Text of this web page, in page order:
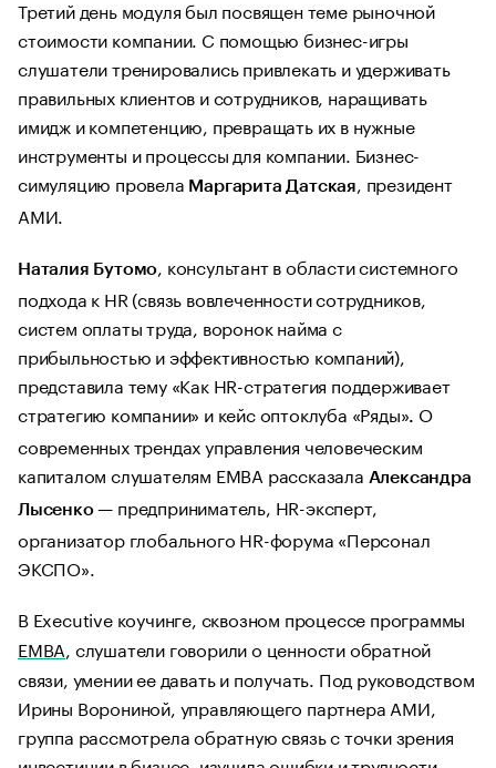
Третий день модуля был посвящен теме рыночной
стоимости компании. С помощью бизнес-игры
слушатели тренировались привлекать и удерживать
правильных клиентов и сотрудников, наращивать
имидж и компетенцию, превращать их в нужные
инструменты и процессы для компании. Бизнес-
симуляцию провела Маргарита Датская, президент
АМИ.
Наталия Бутомо, консультант в области системного
подхода к HR (связь вовлеченности сотрудников,
систем оплаты труда, воронок найма с
прибыльностью и эффективностью компаний),
представила тему «Как HR-стратегия поддерживает
стратегию компании» и кейс оптоклуба «Ряды». О
современных трендах управления человеческим
капиталом слушателям EMBA рассказала Александра
Лысенко— предприниматель, HR-эксперт,
организатор глобального HR-форума «Персонал
ЭКСПО».
В Executive коучинге, сквозном процессе программы
EMBA, слушатели говорили о ценности обратной
связи, умении ее давать и получать. Под руководством
Ирины Ворониной, управляющего партнера АМИ,
группа рассмотрела обратную связь с точки зрения